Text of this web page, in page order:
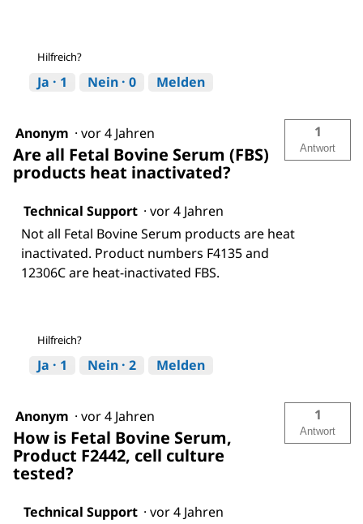
Hilfreich?
Ja · 1 Nein · 0 Melden
Anonym · vor 4 Jahren
Are all Fetal Bovine Serum (FBS)
products heat inactivated?
1
Antwort
Technical Support · vor 4 Jahren
Not all Fetal Bovine Serum products are heat
inactivated. Product numbers F4135 and
12306C are heat-inactivated FBS.
Hilfreich?
Ja · 1 Nein · 2 Melden
Anonym · vor 4 Jahren
How is Fetal Bovine Serum,
Product F2442, cell culture
tested?
1
Antwort
Technical Support · vor 4 Jahren